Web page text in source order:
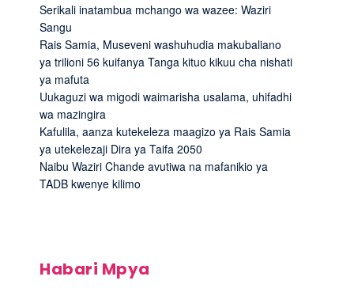
Serikali inatambua mchango wa wazee: Waziri
Sangu
Rais Samia, Museveni washuhudia makubaliano
ya trilioni 56 kuifanya Tanga kituo kikuu cha nishati
ya mafuta
Uukaguzi wa migodi waimarisha usalama, uhifadhi
wa mazingira
Kafulila, aanza kutekeleza maagizo ya Rais Samia
ya utekelezaji Dira ya Taifa 2050
Naibu Waziri Chande avutiwa na mafanikio ya
TADB kwenye kilimo
Habari Mpya